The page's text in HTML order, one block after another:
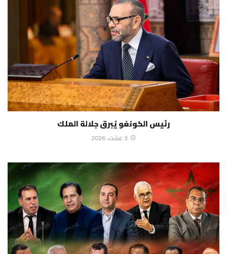
رئيس الكونغو يُبرق جلالة الملك
3 غشت، 2026